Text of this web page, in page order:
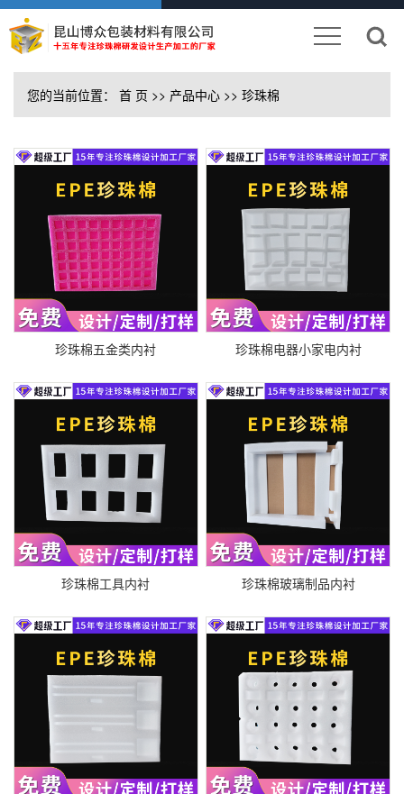
您的当前位置： 首 页 >> 产品中心 >> 珍珠棉
珍珠棉五金类内衬 珍珠棉电器小家电内衬
珍珠棉工具内衬 珍珠棉玻璃制品内衬